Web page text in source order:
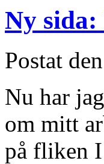
Ny
Postat den
Nu har
om mitt
på fliken